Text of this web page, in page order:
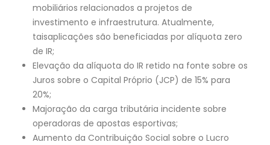
mobiliários relacionados a projetos de
investimento e infraestrutura. Atualmente,
taisaplicações são beneficiadas por alíquota zero
de IR;
Elevação da alíquota do IR retido na fonte sobre os
Juros sobre o Capital Próprio (JCP) de 15% para
20%;
Majoração da carga tributária incidente sobre
operadoras de apostas esportivas;
Aumento da Contribuição Social sobre o Lucro